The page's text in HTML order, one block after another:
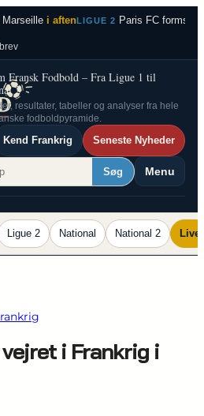
i aftenLIGUE 2 Paris FC
Fransk Fodbold – Fra Ligue 1 til
2
resultater, tabeller og analyser fra hele
fodboldpyramide.
Kend Frankrig Seneste Nyheder
Søg Menu
Ligue 2 National National 2 Live
i Frankrig i